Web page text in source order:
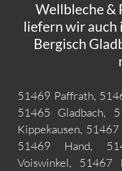
Wellbleche &
liefern wir auch
Bergisch
51469 Paffrath,
51465 Gladbach,
Kippekausen,
51469 Hand,
Voiswinkel, 51467